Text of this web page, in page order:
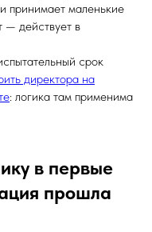
принимает маленькие
— действует в
срок
директора на
: логика там применима
в первые
прошла